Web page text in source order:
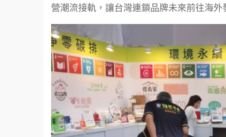
營潮流接軌，讓台灣連鎖品牌未來前往海